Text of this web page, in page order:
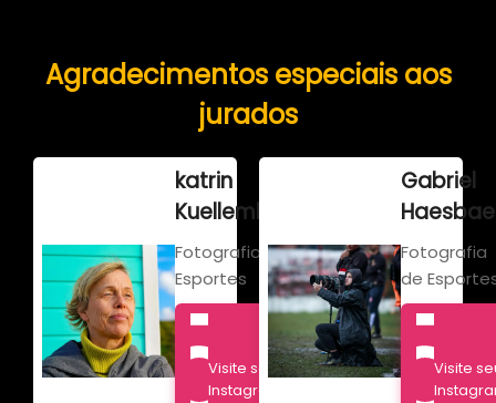
Agradecimentos especiais aos
jurados
katrin
Kuellember
Fotografia de
Esportes
Visite seu
Instagram
Gabriel
Fotografia
de
Visite